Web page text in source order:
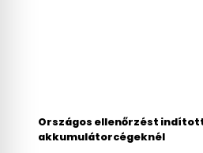
Országos ellenőrzést
akkumulátorcégeknél